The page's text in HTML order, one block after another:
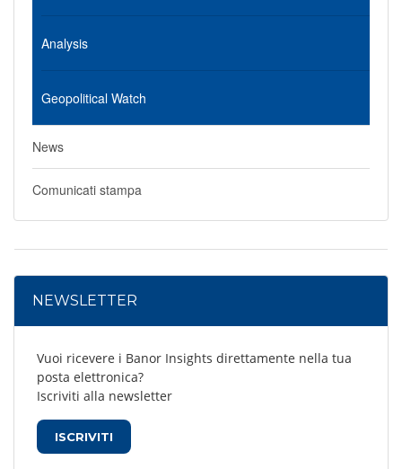
Analysis
Geopolitical Watch
News
Comunicati stampa
NEWSLETTER
Vuoi ricevere i Banor Insights direttamente nella tua
posta elettronica?
Iscriviti alla newsletter
ISCRIVITI